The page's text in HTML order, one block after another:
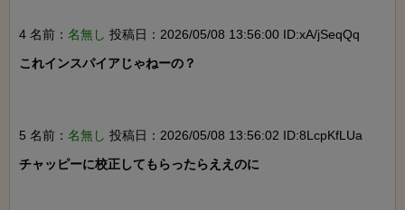
4 名前： 名無し 投稿日：2026/05/08 13:56:00 ID:xA/jSeqQq
これインスパイアじゃねーの？
5 名前： 名無し 投稿日：2026/05/08 13:56:02 ID:8LcpKfLUa
チャッピーに校正してもらったらええのに